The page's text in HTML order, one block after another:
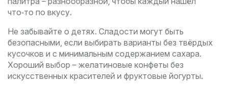
что‑то по вкусу.
Не забывайте о детях. Сладости могут быть
безопасными, если выбирать варианты без твёрдых
кусочков и с минимальным содержанием сахара.
Хороший выбор – желатиновые конфеты без
искусственных красителей и фруктовые йогурты.